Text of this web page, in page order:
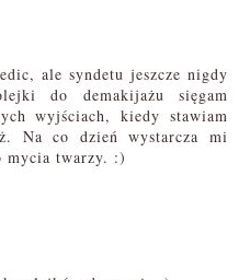
ale syndetu jeszcze nigdy
do demakijażu sięgam
wyjściach, kiedy stawiam
Na co dzień wystarcza mi
mycia twarzy. :)